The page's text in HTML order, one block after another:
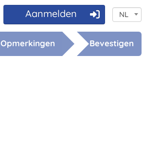
Aanmelden NL
Opmerkingen Bevestigen